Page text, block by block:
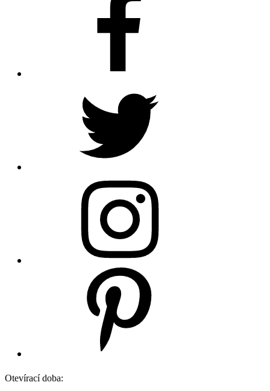
Otevírací doba: